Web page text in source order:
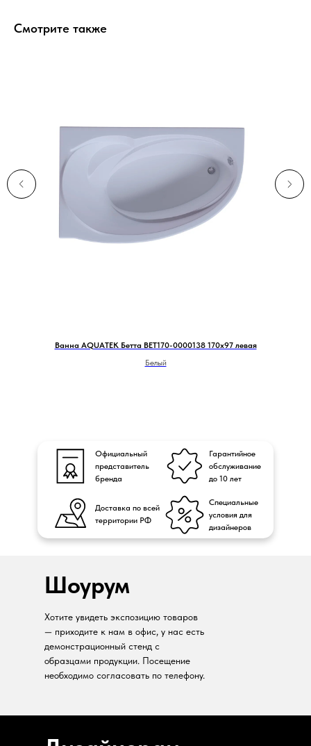
Смотрите также
Ванна AQUATEK Бетта BET170-0000138 170х97 левая
Белый
Официальный
представитель
бренда
Доставка по всей
территории РФ
Гарантийное
обслуживание
до 10 лет
Специальные
условия для
дизайнеров
Шоурум
Хотите увидеть экспозицию товаров
— приходите к нам в офис, у нас есть
демонстрационный стенд с
образцами продукции. Посещение
необходимо согласовать по телефону.